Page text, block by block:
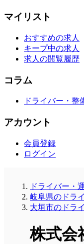
マイリスト
おすすめの求人
キープ中の求人
求人の閲覧履歴
コラム
ドライバー・整
アカウント
会員登録
ログイン
ドライバー・
岐阜県のドラ
大垣市のドラ
株式会